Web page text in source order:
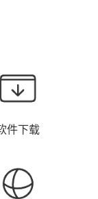
件下载